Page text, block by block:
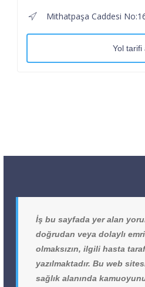
Mithatpaşa Caddesi
Yol tarifi
İş bu sayfada yer alan
doğrudan veya dolaylı
olmaksızın, ilgili hasta
yazılmaktadır. Bu web
sağlık alanında